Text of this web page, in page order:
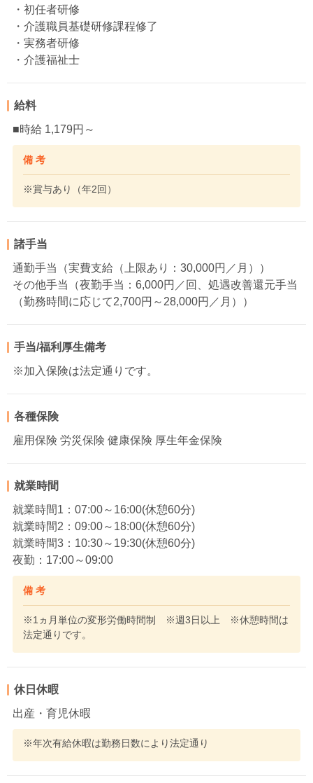
・初任者研修
・介護職員基礎研修課程修了
・実務者研修
・介護福祉士
給料
■時給 1,179円～
備 考
※賞与あり（年2回）
諸手当
通勤手当（実費支給（上限あり：30,000円／月））
その他手当（夜勤手当：6,000円／回、処遇改善還元手当
（勤務時間に応じて2,700円～28,000円／月））
手当/福利厚生備考
※加入保険は法定通りです。
各種保険
雇用保険 労災保険 健康保険 厚生年金保険
就業時間
就業時間1：07:00～16:00(休憩60分)
就業時間2：09:00～18:00(休憩60分)
就業時間3：10:30～19:30(休憩60分)
夜勤：17:00～09:00
備 考
※1ヵ月単位の変形労働時間制 ※週3日以上 ※休憩時間は
法定通りです。
休日休暇
出産・育児休暇
※年次有給休暇は勤務日数により法定通り